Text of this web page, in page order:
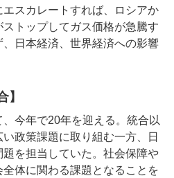
スカレートすれば、ロシアか
トップしてガス価格が急騰す
日本経済、世界経済への影響
】
今年で20年を迎える。統合以
政策課題に取り組む一方、日
を担当していた。社会保障や
体に関わる課題となることを